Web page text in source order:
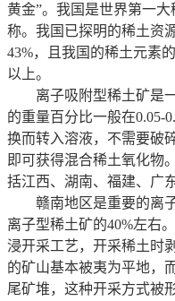
黄金”。我国是世界第一
称。我国已探明的稀土资
43%，且我国的稀土元素
以上。
离子吸附型稀土矿是一
的重量百分比一般在0.05-
换而转入溶液，不需要破
即可获得混合稀土氧化物
括江西、湖南、福建、广
赣南地区是重要的离子
离子型稀土矿的40%左右
浸开采工艺，开采稀土时
的矿山基本被夷为平地，
尾矿堆，这种开采方式被